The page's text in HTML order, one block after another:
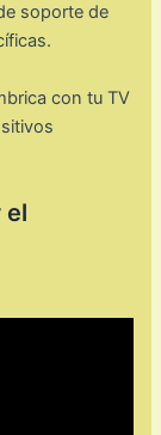
soporte de
con tu TV
el